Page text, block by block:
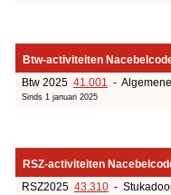
Btw-activiteiten
Btw 2025 41.001 -
Sinds 1 januari 2025
RSZ-activiteiten
RSZ2025 43.310 -